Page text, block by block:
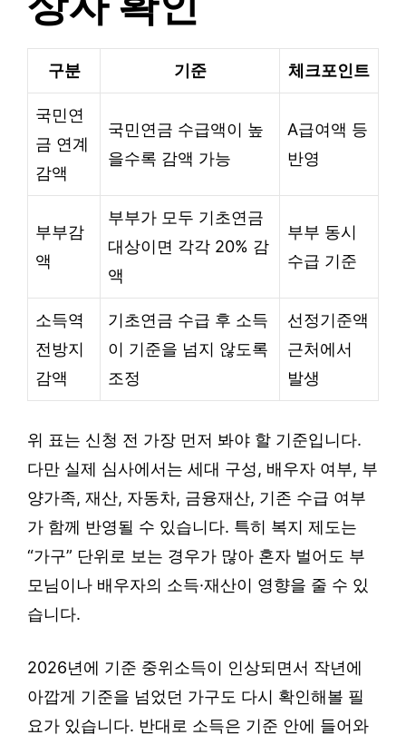
구분 기준 체크포인트
국민연
금 연계
감액
국민연금 수급액이 높
을수록 감액 가능
A급여액 등
반영
부부감
액
부부가 모두 기초연금
대상이면 각각 20% 감
액
부부 동시
수급 기준
소득역
전방지
감액
기초연금 수급 후 소득
이 기준을 넘지 않도록
조정
선정기준액
근처에서
발생
위 표는 신청 전 가장 먼저 봐야 할 기준입니다.
다만 실제 심사에서는 세대 구성, 배우자 여부, 부
양가족, 재산, 자동차, 금융재산, 기존 수급 여부
가 함께 반영될 수 있습니다. 특히 복지 제도는
“가구” 단위로 보는 경우가 많아 혼자 벌어도 부
모님이나 배우자의 소득·재산이 영향을 줄 수 있
습니다.
2026년에 기준 중위소득이 인상되면서 작년에
아깝게 기준을 넘었던 가구도 다시 확인해볼 필
요가 있습니다. 반대로 소득은 기준 안에 들어와